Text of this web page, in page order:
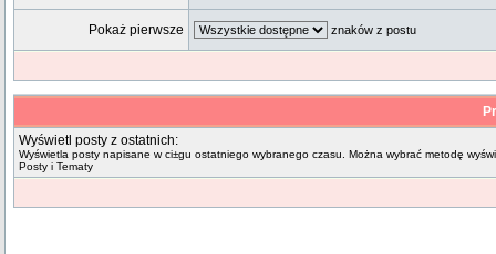
Pokaż pierwsze znaków z postu
Wyświetl posty z ostatnich:
Wyświetla posty napisane w ci±gu ostatniego wybranego czasu. Można wybrać metodę
Posty i Tematy